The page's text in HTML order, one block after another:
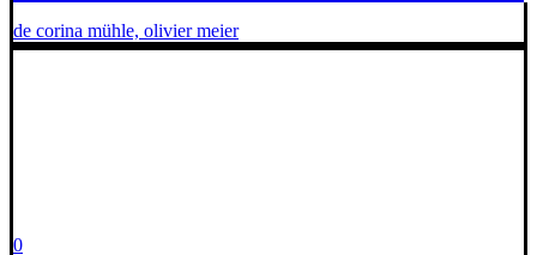
de corina mühle, olivier meier
0